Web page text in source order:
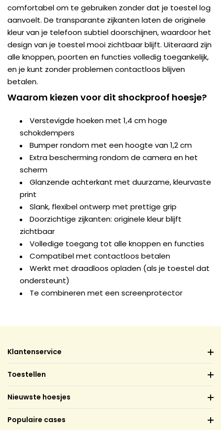
comfortabel om te gebruiken zonder dat je toestel log
aanvoelt. De transparante zijkanten laten de originele
kleur van je telefoon subtiel doorschijnen, waardoor het
design van je toestel mooi zichtbaar blijft. Uiteraard zijn
alle knoppen, poorten en functies volledig toegankelijk,
en je kunt zonder problemen contactloos blijven
betalen.
Waarom kiezen voor dit shockproof hoesje?
Verstevigde hoeken met 1,4 cm hoge
schokdempers
Bumper rondom met een hoogte van 1,2 cm
Extra bescherming rondom de camera en het
scherm
Glanzende achterkant met duurzame, kleurvaste
print
Slank, flexibel ontwerp met prettige grip
Doorzichtige zijkanten: originele kleur blijft
zichtbaar
Volledige toegang tot alle knoppen en functies
Compatibel met contactloos betalen
Werkt met draadloos opladen (als je toestel dat
ondersteunt)
Te combineren met een screenprotector
Klantenservice
Toestellen
Nieuwste hoesjes
Populaire cases